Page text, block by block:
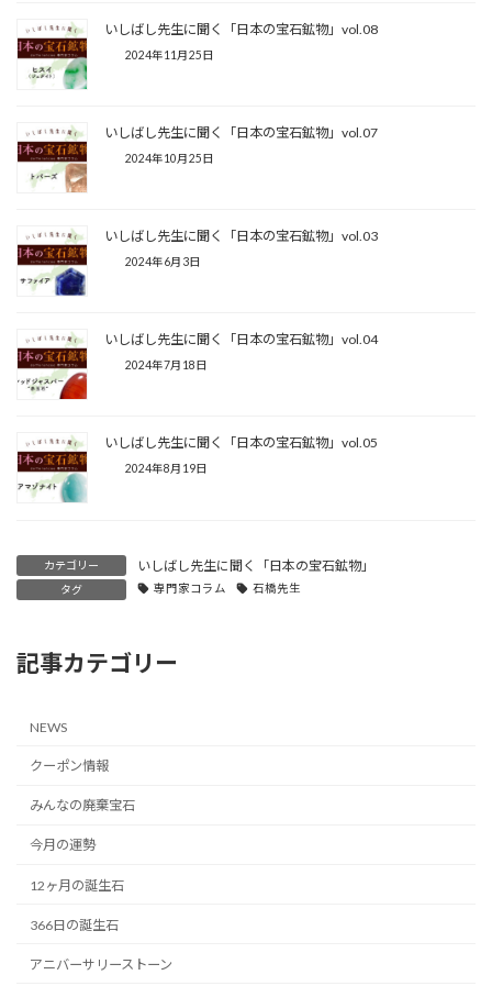
いしばし先生に聞く「日本の宝石鉱物」vol.08
2024年11月25日
いしばし先生に聞く「日本の宝石鉱物」vol.07
2024年10月25日
いしばし先生に聞く「日本の宝石鉱物」vol.03
2024年6月3日
いしばし先生に聞く「日本の宝石鉱物」vol.04
2024年7月18日
いしばし先生に聞く「日本の宝石鉱物」vol.05
2024年8月19日
カテゴリー いしばし先生に聞く「日本の宝石鉱物」
タグ 専門家コラム 石橋先生
記事カテゴリー
NEWS
クーポン情報
みんなの廃棄宝石
今月の運勢
12ヶ月の誕生石
366日の誕生石
アニバーサリーストーン